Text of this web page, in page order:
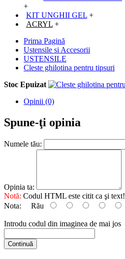
+
KIT UNGHII GEL +
ACRYL +
Prima Pagină
Ustensile si Accesorii
USTENSILE
Cleste ghilotina pentru tipsuri
Stoc Epuizat
Opinii (0)
Spune-ţi opinia
Numele tău:
Opinia ta:
Notă: Codul HTML este citit ca şi text!
Nota: Rău
Introdu codul din imaginea de mai jos
Continuă